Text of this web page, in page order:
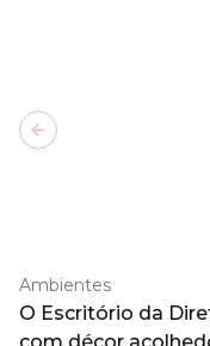
Ambientes
O Escritório da
Previous slide